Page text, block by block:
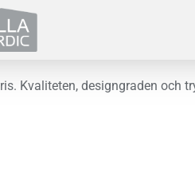
Kvaliteten, designgraden och